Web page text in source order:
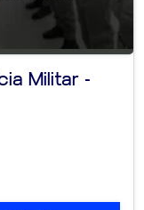
Militar -